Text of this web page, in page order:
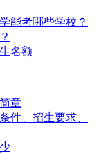
能考哪些学校？
名额
章
件、招生要求、